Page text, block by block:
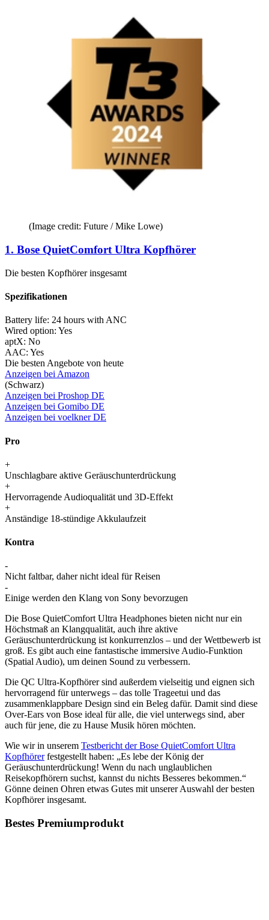
(Image credit: Future / Mike Lowe)
1. Bose QuietComfort Ultra Kopfhörer
Die besten Kopfhörer insgesamt
Spezifikationen
Battery life: 24 hours with ANC
Wired option: Yes
aptX: No
AAC: Yes
Die besten Angebote von heute
Anzeigen bei Amazon
(Schwarz)
Anzeigen bei Proshop DE
Anzeigen bei Gomibo DE
Anzeigen bei voelkner DE
Pro
+
Unschlagbare aktive Geräuschunterdrückung
+
Hervorragende Audioqualität und 3D-Effekt
+
Anständige 18-stündige Akkulaufzeit
Kontra
-
Nicht faltbar, daher nicht ideal für Reisen
-
Einige werden den Klang von Sony bevorzugen
Die Bose QuietComfort Ultra Headphones bieten nicht nur ein
Höchstmaß an Klangqualität, auch ihre aktive
Geräuschunterdrückung ist konkurrenzlos – und der Wettbewerb ist
groß. Es gibt auch eine fantastische immersive Audio-Funktion
(Spatial Audio), um deinen Sound zu verbessern.
Die QC Ultra-Kopfhörer sind außerdem vielseitig und eignen sich
hervorragend für unterwegs – das tolle Trageetui und das
zusammenklappbare Design sind ein Beleg dafür. Damit sind diese
Over-Ears von Bose ideal für alle, die viel unterwegs sind, aber
auch für jene, die zu Hause Musik hören möchten.
Wie wir in unserem Testbericht der Bose QuietComfort Ultra
Kopfhörerfestgestellt haben: „Es lebe der König der
Geräuschunterdrückung! Wenn du nach unglaublichen
Reisekopfhörern suchst, kannst du nichts Besseres bekommen.“
Gönne deinen Ohren etwas Gutes mit unserer Auswahl der besten
Kopfhörer insgesamt.
Bestes Premiumprodukt